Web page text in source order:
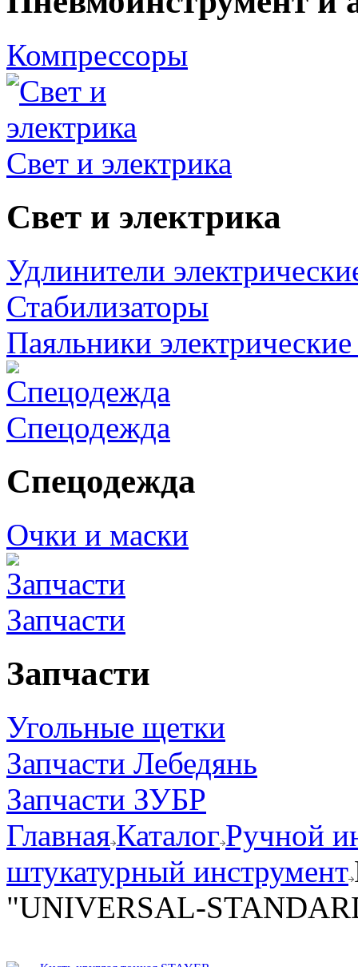
Компрессоры
Свет и электрика
Свет и электрика
Удлинители
Стабилизаторы
Паяльники
Спецодежда
Спецодежда
Очки и маски
Запчасти
Запчасти
Угольные щетки
Запчасти Лебедянь
Запчасти ЗУБР
ГлавнаяКаталог Ручной
штукатурный инструмент
"UNIVERSAL-